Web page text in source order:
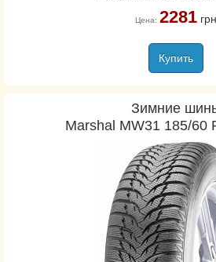
Цена: 2281грн
Купить
Зимние
Marshal MW31 185/60